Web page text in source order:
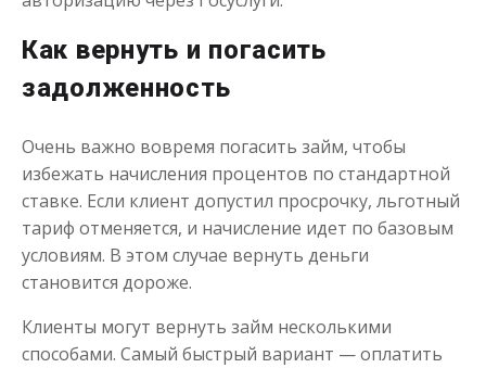
Сумма
Получить
Как вернуть и погасить
задолженность
Очень важно вовремя погасить займ, чтобы
избежать начисления процентов по стандартной
ставке. Если клиент допустил просрочку, льготный
тариф отменяется, и начисление идет по базовым
условиям. В этом случае вернуть деньги
становится дороже.
Клиенты могут вернуть займ несколькими
способами. Самый быстрый вариант — оплатить